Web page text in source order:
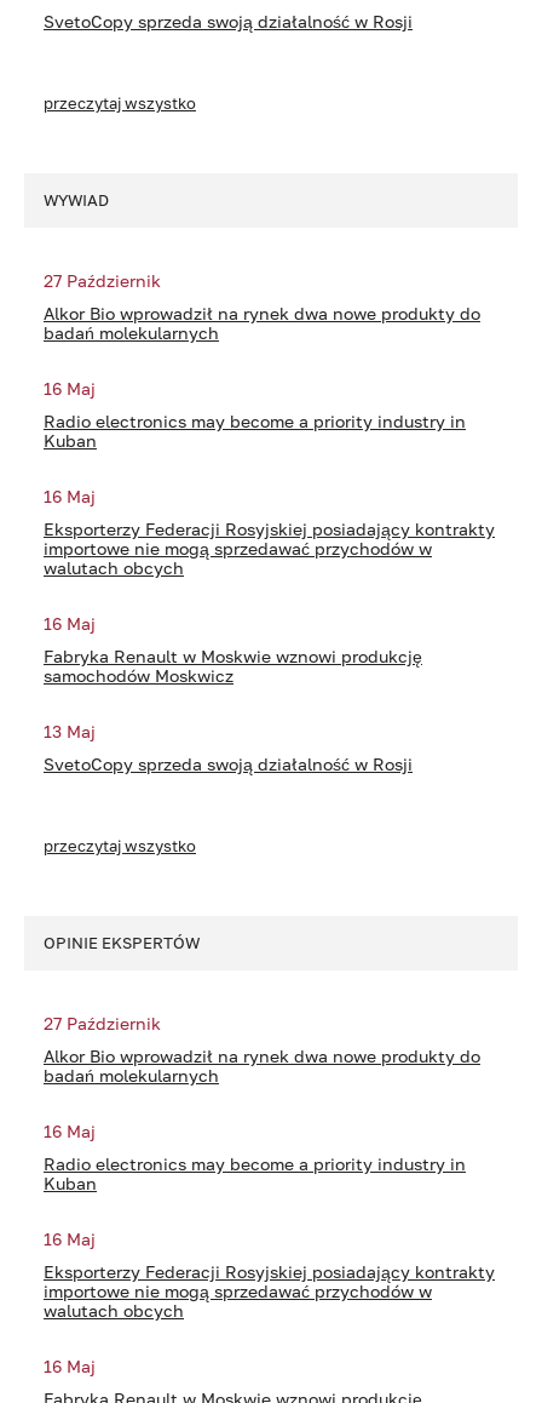
SvetoCopy sprzeda swoją działalność w Rosji
przeczytaj wszystko
WYWIAD
27 Październik
Alkor Bio wprowadził na rynek dwa nowe produkty do
badań molekularnych
16 Maj
Radio electronics may become a priority industry in
Kuban
16 Maj
Eksporterzy Federacji Rosyjskiej posiadający kontrakty
importowe nie mogą sprzedawać przychodów w
walutach obcych
16 Maj
Fabryka Renault w Moskwie wznowi produkcję
samochodów Moskwicz
13 Maj
SvetoCopy sprzeda swoją działalność w Rosji
przeczytaj wszystko
OPINIE EKSPERTÓW
27 Październik
Alkor Bio wprowadził na rynek dwa nowe produkty do
badań molekularnych
16 Maj
Radio electronics may become a priority industry in
Kuban
16 Maj
Eksporterzy Federacji Rosyjskiej posiadający kontrakty
importowe nie mogą sprzedawać przychodów w
walutach obcych
16 Maj
Fabryka Renault w Moskwie wznowi produkcję